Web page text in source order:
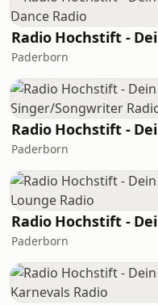
Paderborn
Paderborn
Paderborn